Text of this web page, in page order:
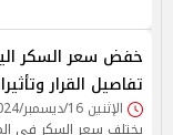
خفض سعر السكر
تفاصيل القرار
الإثنين 16/ديسمبر/2024 - 12:35 ص
يختلف سعر السكر في